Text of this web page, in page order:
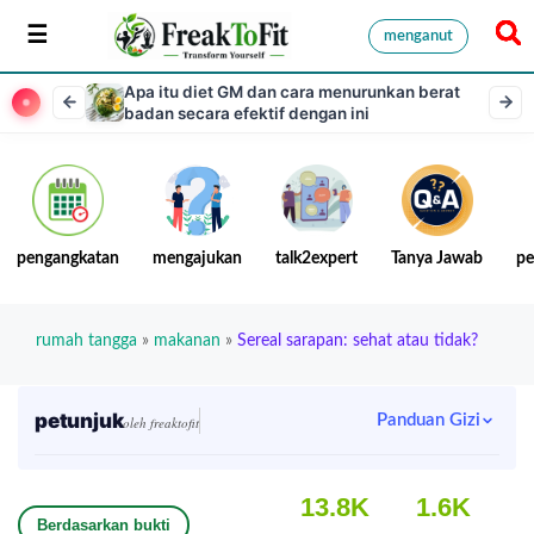
menganut
Apa itu diet GM dan cara menurunkan berat
badan secara efektif dengan ini
pengangkatan mengajukan talk2expert Tanya Jawab
rumah tangga » makanan » Sereal sarapan: sehat atau tidak?
petunjukoleh freaktofit Panduan Gizi
Berdasarkan bukti
13.8K 1.6K